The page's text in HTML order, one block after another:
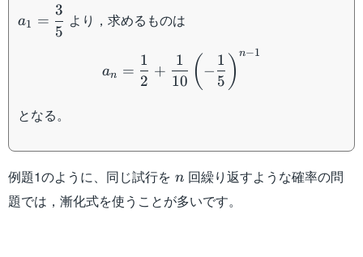
a_1=\dfrac{3}
{5}
a1 =
5
3
より，求めるものは
an =
2
1
+
10
1 ( −
5
1 ) n−1
となる。
例題1のように、同じ試行を n
n回繰り返すような確率の問
題では，漸化式を使うことが多いです。